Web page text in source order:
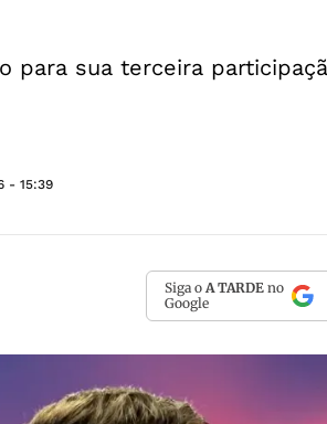
para sua terceira
- 15:39
Siga o A TARDE no
Google